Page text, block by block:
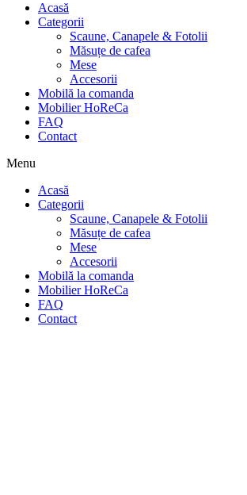
Acasă
Categorii
Scaune, Canapele & Fotolii
Măsuțe de cafea
Mese
Accesorii
Mobilă la comanda
Mobilier HoReCa
FAQ
Contact
Menu
Acasă
Categorii
Scaune, Canapele & Fotolii
Măsuțe de cafea
Mese
Accesorii
Mobilă la comanda
Mobilier HoReCa
FAQ
Contact